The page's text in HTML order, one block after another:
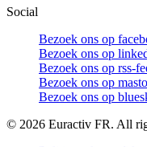
Social
Bezoek ons op
Bezoek ons op
Bezoek ons op rss-
Bezoek ons op
Bezoek ons op
© 2026 Euractiv FR. All